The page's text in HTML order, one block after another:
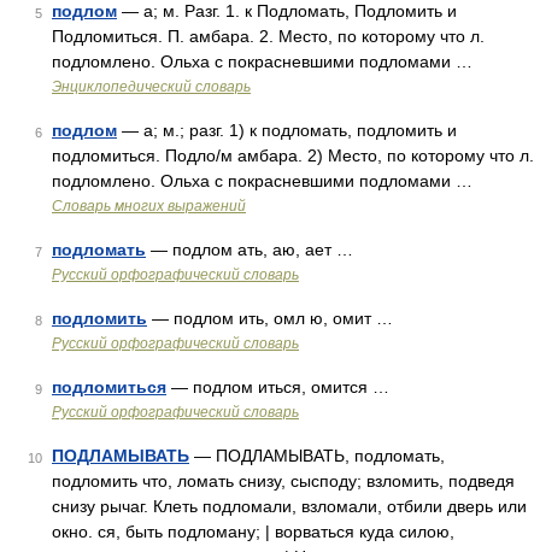
5 подлом — а; м. Разг. 1. к Подломать, Подломить и
Подломиться. П. амбара. 2. Место, по которому что л.
подломлено. Ольха с покрасневшими подломами …
Энциклопедический словарь
6 подлом — а; м.; разг. 1) к подломать, подломить и
подломиться. Подло/м амбара. 2) Место, по которому что л.
подломлено. Ольха с покрасневшими подломами …
Словарь многих выражений
7 подломать — подлом ать, аю, ает …
Русский орфографический словарь
8 подломить — подлом ить, омл ю, омит …
Русский орфографический словарь
9 подломиться — подлом иться, омится …
Русский орфографический словарь
10 ПОДЛАМЫВАТЬ — ПОДЛАМЫВАТЬ, подломать,
подломить что, ломать снизу, сысподу; взломить, подведя
снизу рычаг. Клеть подломали, взломали, отбили дверь или
окно. ся, быть подломану; | ворваться куда силою,